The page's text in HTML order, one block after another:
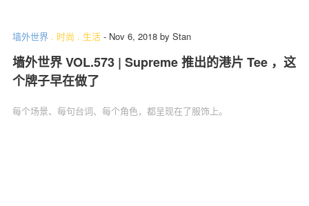
墙外世界 . 时尚 . 生活 - Nov 6, 2018 by Stan
墙外世界 VOL.573 | Supreme 推出的港片 Tee ，这
个牌子早在做了
每个场景、每句台词、每个角色，都呈现在了服饰上。